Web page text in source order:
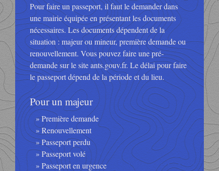
Pour faire un passeport, il faut le demander dans
une mairie équipée en présentant les documents
nécessaires. Les documents dépendent de la
situation : majeur ou mineur, première demande ou
renouvellement. Vous pouvez faire une pré-
demande sur le site ants.gouv.fr. Le délai pour faire
le passeport dépend de la période et du lieu.
Pour un majeur
Première demande
Renouvellement
Passeport perdu
Passeport volé
Passeport en urgence